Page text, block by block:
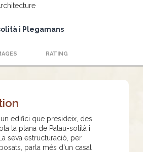
i Plegamans
RATING
edifici que presideix, des
la plana de Palau-solità i
seva estructuració, per
parla més d'un casal